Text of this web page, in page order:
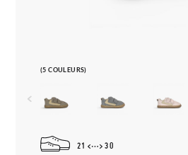
(5 COULEURS)
21 30